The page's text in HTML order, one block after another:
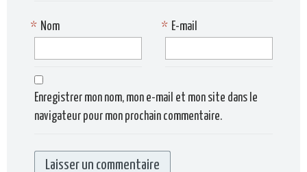
Nom
* E-mail
*
Enregistrer mon nom, mon e-mail et mon site dans le
navigateur pour mon prochain commentaire.